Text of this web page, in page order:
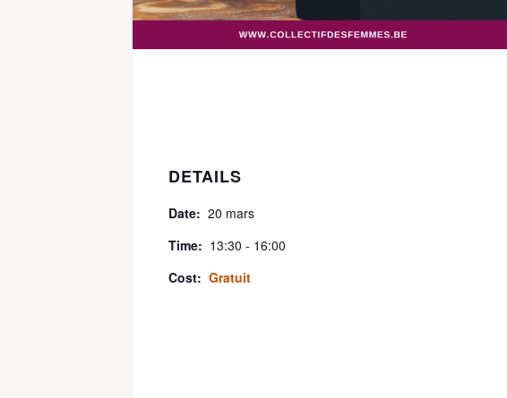
DETAILS
Date: 20 mars
Time: 13:30 - 16:00
Cost: Gratuit